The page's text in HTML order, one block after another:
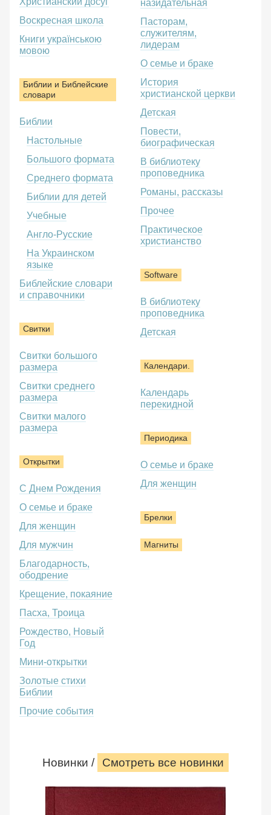
Воскресная школа
Книги українською
мовою
Библии и Библейские
словари
Библии
Настольные
Большого формата
Среднего формата
Библии для детей
Учебные
Англо-Русские
На Украинском
языке
Библейские словари
и справочники
Свитки
Свитки большого
размера
Свитки среднего
размера
Свитки малого
размера
Открытки
С Днем Рождения
О семье и браке
Для женщин
Для мужчин
Благодарность,
ободрение
Крещение, покаяние
Пасха, Троица
Рождество, Новый
Год
Мини-открытки
Золотые стихи
Библии
Прочие события
назидательная
Пасторам,
служителям,
лидерам
О семье и браке
История
христианской церкви
Детская
Повести,
биографическая
В библиотеку
проповедника
Романы, рассказы
Прочее
Практическое
христианство
Software
В библиотеку
проповедника
Детская
Календари.
Календарь
перекидной
Периодика
О семье и браке
Для женщин
Брелки
Магниты
Новинки / Смотреть все новинки